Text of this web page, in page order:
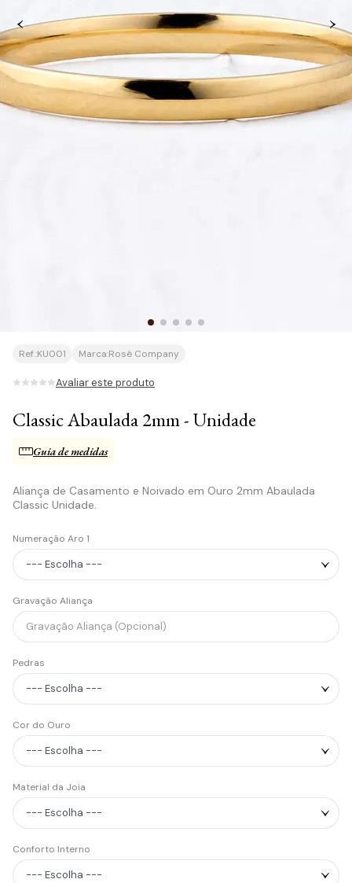
Classic Abaulada 2mm - Unidade
Marca:Rosê Company
Ref.:KU001
Avaliar este produto
Aliança de Casamento e Noivado em Ouro 2mm Abaulada
Classic Unidade.
Numeração Aro 1
Gravação Aliança
Pedras
Cor do Ouro
Material da Joia
Conforto Interno
Guia de medidas